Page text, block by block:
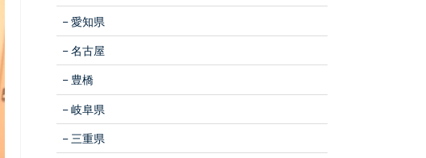
愛知県
名古屋
豊橋
岐阜県
三重県